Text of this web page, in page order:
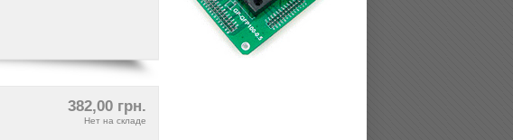
382,00 грн.
Нет на складе